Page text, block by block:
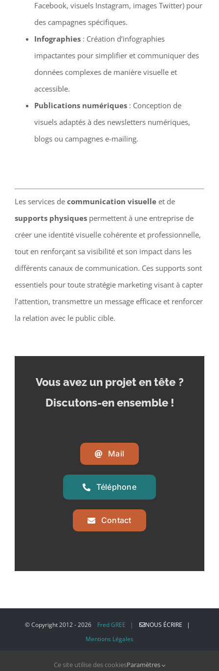
Facebook, visuels Instagram, images Twitter) pour
des campagnes spécifiques.
Infographies: Création d’infographies
impactantes pour simplifier et communiquer des
données complexes de manière visuelle et
accessible.
Publications numériques: Conception de
visuels adaptés à des newsletters numériques,
blogs ou campagnes e-mailing.
Les services de communication visuelleet de
supports physiquespermettent à une entreprise de
créer une identité visuelle cohérente et professionnelle,
tout en renforçant sa visibilité et son impact dans les
différents canaux de communication. Ces supports sont
essentiels pour toute stratégie marketing visant à capter
l’attention, transmettre un message efficace et renforcer
la relation avec le public cible.
Vous avez un projet en tête ?
Discutons-en ensemble !
Mail
Téléphone
Contact
© Copyright 2012 -2026 Fred GREE |
NOUS ÉCRIRE |
Mentions Légales
Ce site utilise des cookiesParamètres